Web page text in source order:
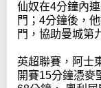
仙奴在4分鐘內
門；4分鐘後，
門，協助曼城第
英超聯賽，阿士
開賽15分鐘憑麥